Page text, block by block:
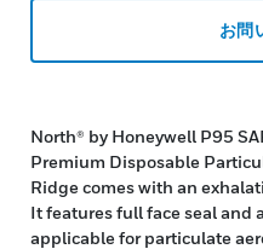
お問
North® by Honeywell P95
Premium Disposable
Ridge comes with an
It features full face seal and
applicable for particulate